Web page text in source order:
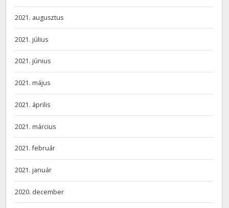
2021. augusztus
2021. július
2021. június
2021. május
2021. április
2021. március
2021. február
2021. január
2020. december